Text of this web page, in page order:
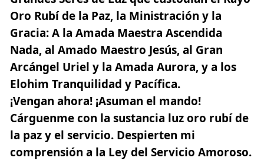
Oro Rubí de la Paz, la Ministración y la
Gracia: A la Amada Maestra Ascendida
Nada, al Amado Maestro Jesús, al Gran
Arcángel Uriel y la Amada Aurora, y a los
Elohim Tranquilidad y Pacífica.
¡Vengan ahora! ¡Asuman el mando!
Cárguenme con la sustancia luz oro rubí de
la paz y el servicio. Despierten mi
comprensión a la Ley del Servicio Amoroso.